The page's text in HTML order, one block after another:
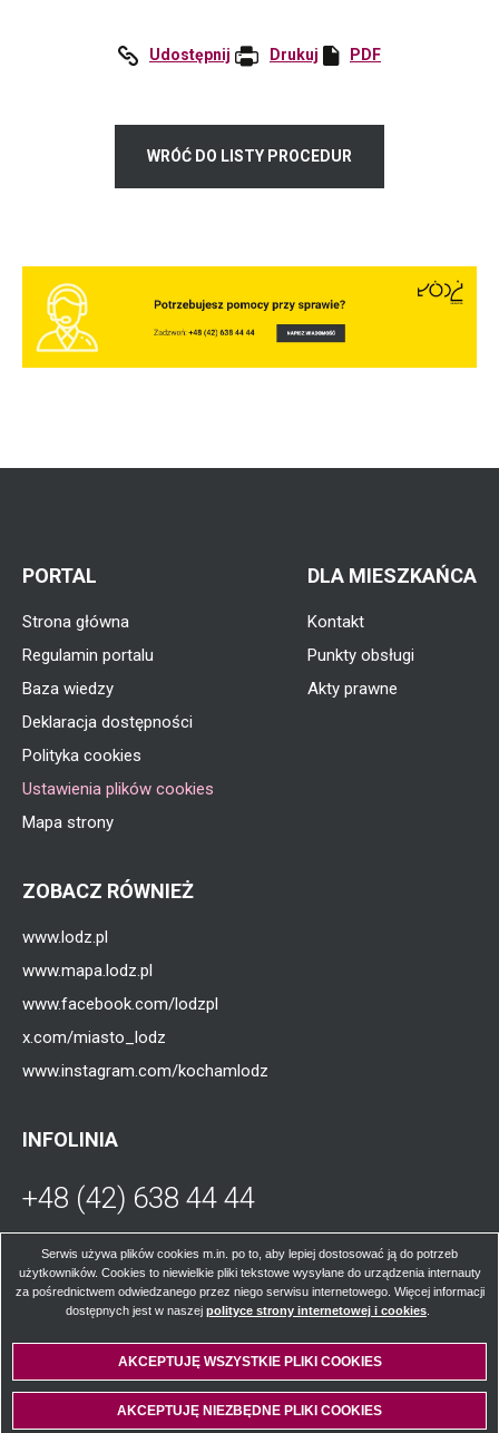
Serwis używa plików cookies m.in. po to, aby lepiej dostosować ją do potrzeb
użytkowników. Cookies to niewielkie pliki tekstowe wysyłane do urządzenia internauty
za pośrednictwem odwiedzanego przez niego serwisu internetowego. Więcej informacji
dostępnych jest w naszej polityce strony internetowej i cookies
w
AKCEPTUJĘ WSZYSTKIE PLIKI COOKIES
AKCEPTUJĘ NIEZBĘDNE PLIKI COOKIES
WYCOFAJ ZGODĘ NA PLIKICOOKIES
Udostępnij Drukuj
Otworzy
karcie
PDF
WRÓĆ DO LISTY PROCEDUR
PORTAL
Strona główna
Regulamin portalu
Baza wiedzy
Deklaracja dostępności
Polityka cookies
Ustawienia plików cookies
Mapa strony
DLA MIESZKAŃCA
Kontakt
Punkty obsługi
Akty prawne
ZOBACZ RÓWNIEŻ
www.lodz.pl
www.mapa.lodz.pl
www.facebook.com/lodzpl
x.com/miasto_lodz
www.instagram.com/kochamlodz
INFOLINIA
+48 (42) 638 44 44
się
w
nowej
W poniedziałki, środy, czwartki i piątki od
godz. 8.00 do 16.00; we wtorki od godz. 8.00
do godz. 17.00.
© Łódzkie Centrum Kontaktu z Mieszkańcami 2024
Wykonanie:VobacomOtworzy